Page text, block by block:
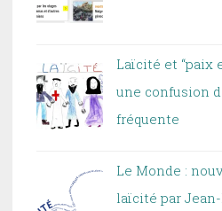
Laïcité et “paix
une confusion
fréquente
Le Monde :
laïcité par